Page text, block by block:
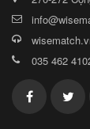
035 462